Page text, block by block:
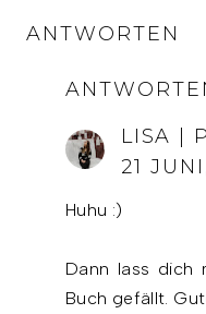
ANTWORTEN
LISA |
21
Huhu :)
Dann lass dich
Buch gefällt.